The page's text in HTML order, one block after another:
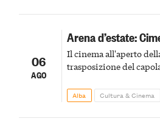
06
AGO
Arena d’estate:
Il cinema all'aperto
trasposizione del
Alba Cultura & Cinema